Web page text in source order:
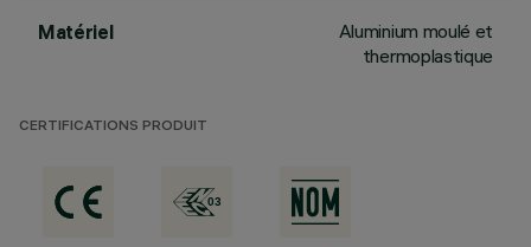
Matériel
Aluminium moulé et
thermoplastique
CERTIFICATIONS PRODUIT